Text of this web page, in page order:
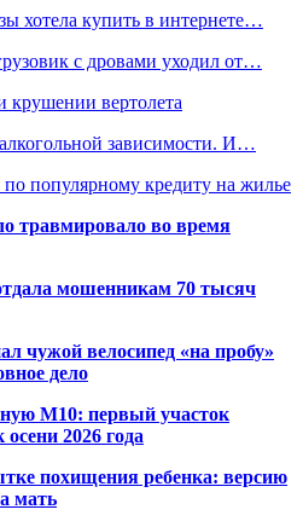
хотела купить в интернете…
с дровами уходил от…
крушении вертолета
зависимости. И…
по популярному кредиту на жилье
травмировало во время
мошенникам 70 тысяч
чужой велосипед «на пробу»
дело
М10: первый участок
2026 года
похищения ребенка: версию
мать